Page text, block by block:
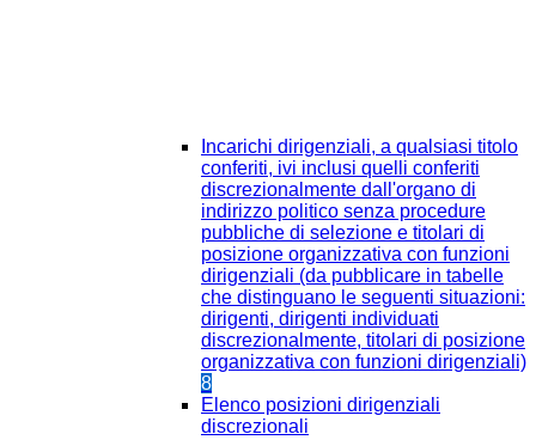
Incarichi dirigenziali, a qualsiasi titolo
conferiti, ivi inclusi quelli conferiti
discrezionalmente dall'organo di
indirizzo politico senza procedure
pubbliche di selezione e titolari di
posizione organizzativa con funzioni
dirigenziali (da pubblicare in tabelle
che distinguano le seguenti situazioni:
dirigenti, dirigenti individuati
discrezionalmente, titolari di posizione
organizzativa con funzioni dirigenziali)
8
Elenco posizioni dirigenziali
discrezionali